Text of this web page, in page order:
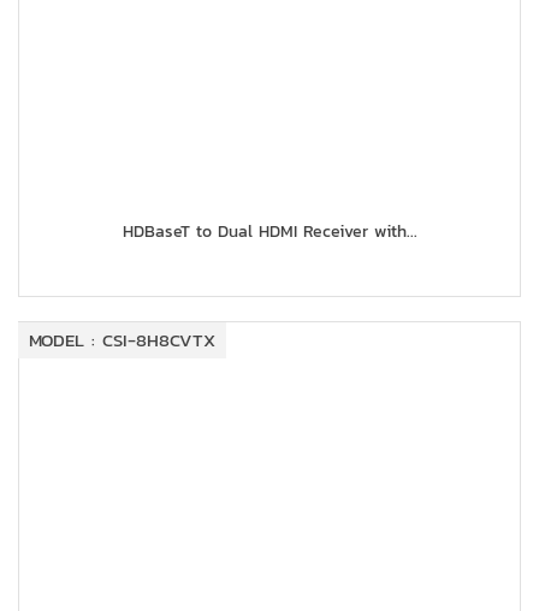
HDBaseT to Dual HDMI Receiver with...
MODEL : CSI-8H8CVTX